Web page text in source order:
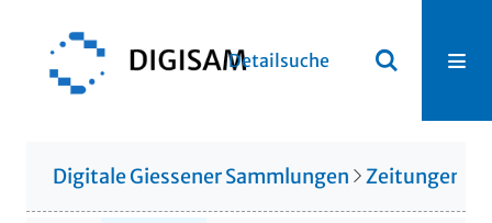
Detailsuche
Digitale Giessener Sammlungen Zeitungen